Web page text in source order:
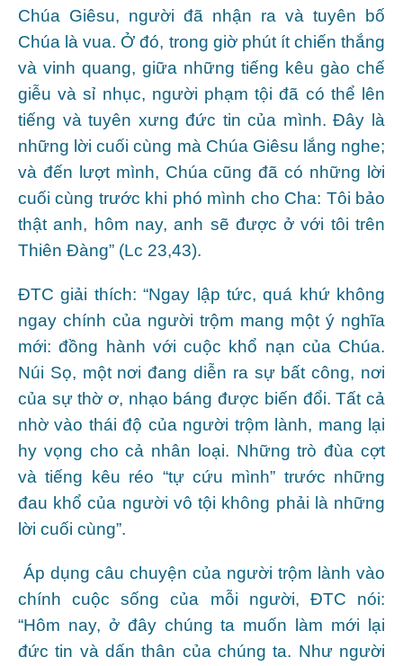
Chúa Giêsu, người đã nhận ra và tuyên bố
Chúa là vua. Ở đó, trong giờ phút ít chiến thắng
và vinh quang, giữa những tiếng kêu gào chế
giễu và sỉ nhục, người phạm tội đã có thể lên
tiếng và tuyên xưng đức tin của mình. Đây là
những lời cuối cùng mà Chúa Giêsu lắng nghe;
và đến lượt mình, Chúa cũng đã có những lời
cuối cùng trước khi phó mình cho Cha: Tôi bảo
thật anh, hôm nay, anh sẽ được ở với tôi trên
Thiên Đàng” (Lc 23,43).
ĐTC giải thích: “Ngay lập tức, quá khứ không
ngay chính của người trộm mang một ý nghĩa
mới: đồng hành với cuộc khổ nạn của Chúa.
Núi Sọ, một nơi đang diễn ra sự bất công, nơi
của sự thờ ơ, nhạo báng được biến đổi. Tất cả
nhờ vào thái độ của người trộm lành, mang lại
hy vọng cho cả nhân loại. Những trò đùa cợt
và tiếng kêu réo “tự cứu mình” trước những
đau khổ của người vô tội không phải là những
lời cuối cùng”.
Áp dụng câu chuyện của người trộm lành vào
chính cuộc sống của mỗi người, ĐTC nói:
“Hôm nay, ở đây chúng ta muốn làm mới lại
đức tin và dấn thân của chúng ta. Như người